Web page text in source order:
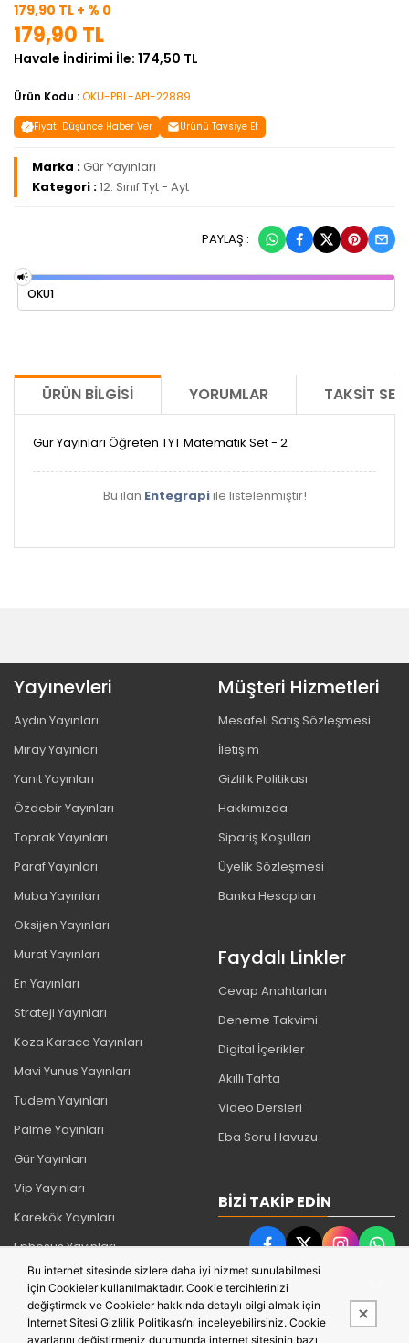
179,90 TL + % 0
179,90 TL
Havale İndirimi İle: 174,50 TL
Ürün Kodu :OKU-PBL-API-22889
Fiyatı Düşünce Haber Ver Ürünü Tavsiye Et
Marka :Gür Yayınları
Kategori :12. Sınıf Tyt - Ayt
PAYLAŞ :
OKU1
ÜRÜN BILGISI YORUMLAR TAKSIT
Gür Yayınları Öğreten TYT Matematik Set - 2
Bu ilan Entegrapiile listelenmiştir!
Yayınevleri
Aydın Yayınları
Miray Yayınları
Yanıt Yayınları
Özdebir Yayınları
Toprak Yayınları
Paraf Yayınları
Muba Yayınları
Oksijen Yayınları
Murat Yayınları
En Yayınları
Strateji Yayınları
Koza Karaca Yayınları
Mavi Yunus Yayınları
Tudem Yayınları
Palme Yayınları
Gür Yayınları
Vip Yayınları
Karekök Yayınları
Ephesus Yayınları
İş Bankası Yayınları
Timaş Yayınları
Can Yayınları
Müşteri Hizmetleri
Mesafeli Satış Sözleşmesi
İletişim
Gizlilik Politikası
Hakkımızda
Sipariş Koşulları
Üyelik Sözleşmesi
Banka Hesapları
Faydalı Linkler
Cevap Anahtarları
Deneme Takvimi
Digital İçerikler
Akıllı Tahta
Video Dersleri
Eba Soru Havuzu
BIZI TAKIP EDIN
Bu internet sitesinde sizlere daha iyi hizmet sunulabilmesi
için Cookieler kullanılmaktadır. Cookie tercihlerinizi
değiştirmek ve Cookieler hakkında detaylı bilgi almak için
İnternet Sitesi Gizlilik Politikası’nı inceleyebilirsiniz. Cookie
ayarlarını değiştirmeniz durumunda internet sitesinin bazı